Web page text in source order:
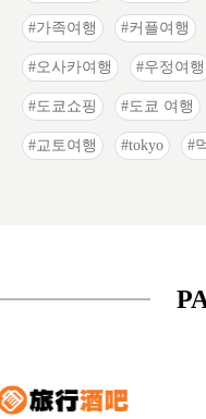
가족여행 커플여행
오사카여행 우정여행
도쿄쇼핑 도쿄 여행
교토여행 tokyo